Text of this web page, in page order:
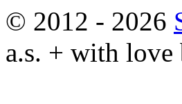
© 2012 - 2026
a.s. + with